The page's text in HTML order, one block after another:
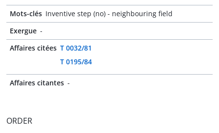
Mots-clés Inventive step (no) - neighbouring field
Exergue -
Affaires citées T 0032/81
T 0195/84
Affaires citantes -
ORDER